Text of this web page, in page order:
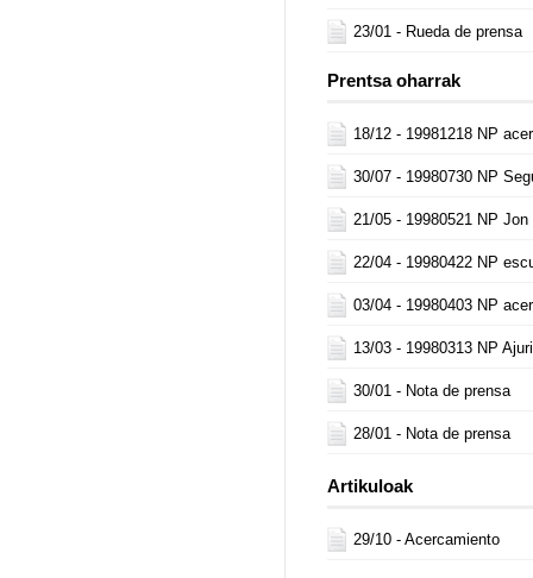
23/01 - Rueda de prensa
Prentsa oharrak
18/12 - 19981218 NP
30/07 - 19980730 NP
21/05 - 19980521 NP Jon
22/04 - 19980422 NP
03/04 - 19980403 NP
13/03 - 19980313 NP
30/01 - Nota de prensa
28/01 - Nota de prensa
Artikuloak
29/10 - Acercamiento